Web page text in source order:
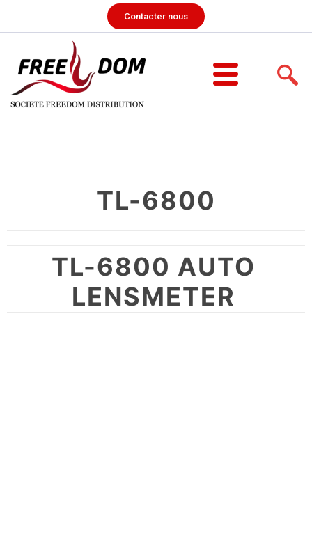
Contacter nous
TL-6800
TL-6800 AUTO
LENSMETER